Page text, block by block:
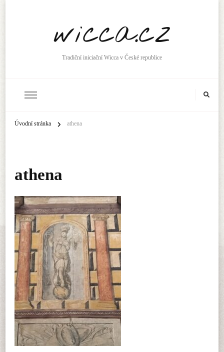
wicca.cz
Tradiční iniciační Wicca v České republice
Úvodní stránka athena
athena